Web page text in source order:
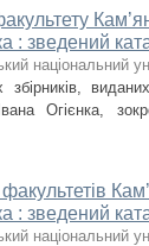
: зведений
національний
Огієнка,
: зведений
національний